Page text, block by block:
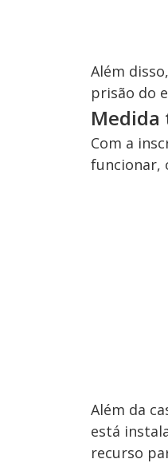
Além
prisão do
Com a
funcionar,
Além da
está
recurso